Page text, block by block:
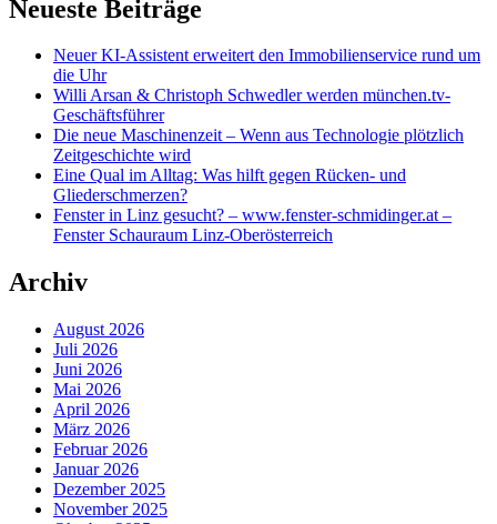
Neueste Beiträge
Neuer KI-Assistent erweitert den Immobilienservice rund um
die Uhr
Willi Arsan & Christoph Schwedler werden münchen.tv-
Geschäftsführer
Die neue Maschinenzeit – Wenn aus Technologie plötzlich
Zeitgeschichte wird
Eine Qual im Alltag: Was hilft gegen Rücken- und
Gliederschmerzen?
Fenster in Linz gesucht? – www.fenster-schmidinger.at –
Fenster Schauraum Linz-Oberösterreich
Archiv
August 2026
Juli 2026
Juni 2026
Mai 2026
April 2026
März 2026
Februar 2026
Januar 2026
Dezember 2025
November 2025